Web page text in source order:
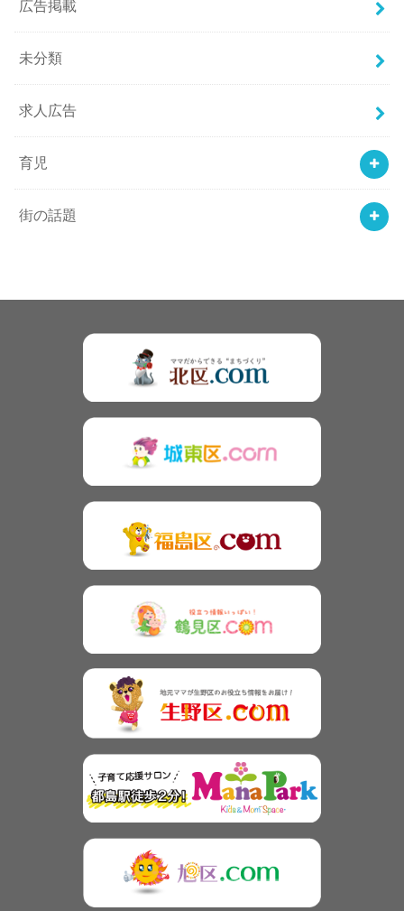
広告掲載
未分類
求人広告
育児
街の話題